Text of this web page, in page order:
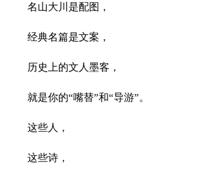
名山大川是配图，
经典名篇是文案，
历史上的文人墨客，
就是你的“嘴替”和“导游”。
这些人，
这些诗，